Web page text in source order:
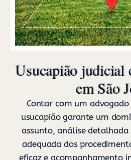
Usucapião judicial
em São
Contar com um advogado
usucapião garante um
assunto, análise detalhada
adequada dos
eficaz e acompanhamento